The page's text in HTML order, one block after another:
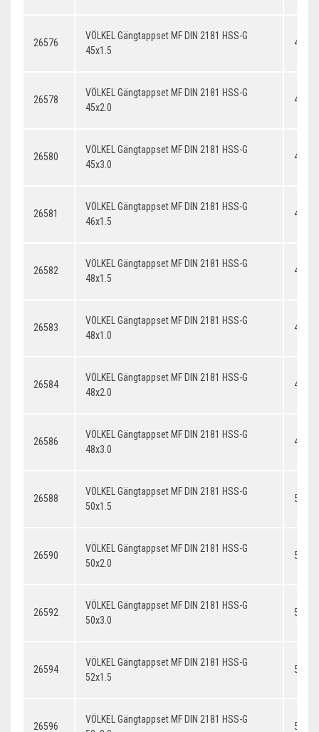
26576
VÖLKEL Gängtappset MF DIN 2181 HSS-G
45x1.5
26578
VÖLKEL Gängtappset MF DIN 2181 HSS-G
45x2.0
26580
VÖLKEL Gängtappset MF DIN 2181 HSS-G
45x3.0
26581
VÖLKEL Gängtappset MF DIN 2181 HSS-G
46x1.5
26582
VÖLKEL Gängtappset MF DIN 2181 HSS-G
48x1.5
26583
VÖLKEL Gängtappset MF DIN 2181 HSS-G
48x1.0
26584
VÖLKEL Gängtappset MF DIN 2181 HSS-G
48x2.0
26586
VÖLKEL Gängtappset MF DIN 2181 HSS-G
48x3.0
26588
VÖLKEL Gängtappset MF DIN 2181 HSS-G
50x1.5
26590
VÖLKEL Gängtappset MF DIN 2181 HSS-G
50x2.0
26592
VÖLKEL Gängtappset MF DIN 2181 HSS-G
50x3.0
26594
VÖLKEL Gängtappset MF DIN 2181 HSS-G
52x1.5
26596
VÖLKEL Gängtappset MF DIN 2181 HSS-G